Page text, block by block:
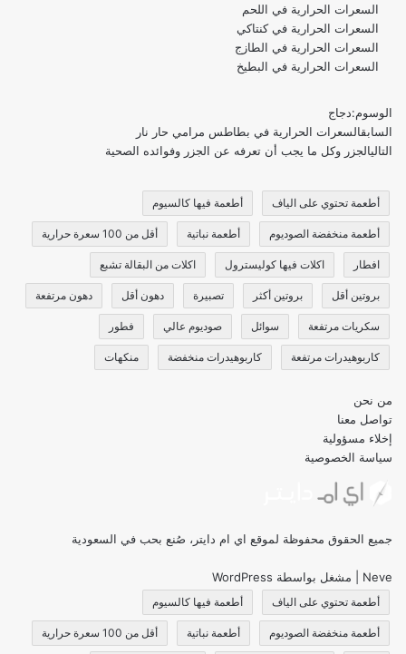
السعرات الحرارية في اللحم
السعرات الحرارية في كنتاكي
السعرات الحرارية في الطازج
السعرات الحرارية في البطيخ
الوسوم:دجاج
السابقالسعرات الحرارية في بطاطس مرامي حار نار
التاليالجزر وكل ما يجب أن تعرفه عن الجزر وفوائده الصحية
أطعمة تحتوي على الياف أطعمة فيها كالسيوم
أطعمة منخفضة الصوديوم أطعمة نباتية أقل من 100 سعرة حرارية
افطار اكلات فيها كوليسترول اكلات من البقالة تشبع
بروتين أقل بروتين أكثر تصبيرة دهون أقل دهون مرتفعة
سكريات مرتفعة سوائل صوديوم عالي فطور
كاربوهيدرات مرتفعة كاربوهيدرات منخفضة منكهات
من نحن
تواصل معنا
إخلاء مسؤولية
سياسة الخصوصية
جميع الحقوق محفوظة لموقع اي ام دايتر، صُنع بحب في السعودية
Neve | مشغل بواسطة WordPress
أطعمة تحتوي على الياف أطعمة فيها كالسيوم
أطعمة منخفضة الصوديوم أطعمة نباتية أقل من 100 سعرة حرارية